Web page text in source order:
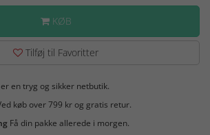
KØB
Tilføj til Favoritter
en tryg og sikker netbutik.
køb over 799 kr og gratis retur.
Få din pakke allerede i morgen.